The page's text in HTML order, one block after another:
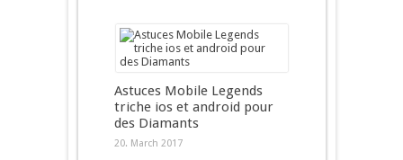
Astuces Mobile Legends
triche ios et android pour
des Diamants
20. March 2017